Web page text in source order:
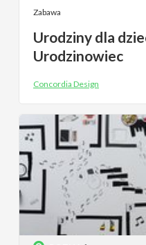
Zabawa
Urodziny dla
Urodzinowiec
Concordia Design